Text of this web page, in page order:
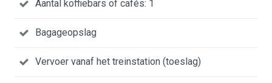
Aantal koffiebars of cafés: 1
Bagageopslag
Vervoer vanaf het treinstation (toeslag)